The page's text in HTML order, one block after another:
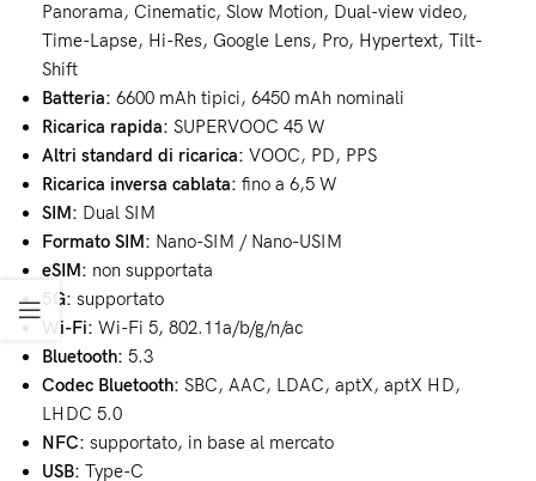
Panorama, Cinematic, Slow Motion, Dual-view video,
Time-Lapse, Hi-Res, Google Lens, Pro, Hypertext, Tilt-
Shift
Batteria: 6600 mAh tipici, 6450 mAh nominali
Ricarica rapida: SUPERVOOC 45 W
Altri standard di ricarica: VOOC, PD, PPS
Ricarica inversa cablata: fino a 6,5 W
SIM: Dual SIM
Formato SIM: Nano-SIM / Nano-USIM
eSIM: non supportata
5G: supportato
Wi-Fi: Wi-Fi 5, 802.11a/b/g/n/ac
Bluetooth: 5.3
Codec Bluetooth: SBC, AAC, LDAC, aptX, aptX HD,
LHDC 5.0
NFC: supportato, in base al mercato
USB: Type-C